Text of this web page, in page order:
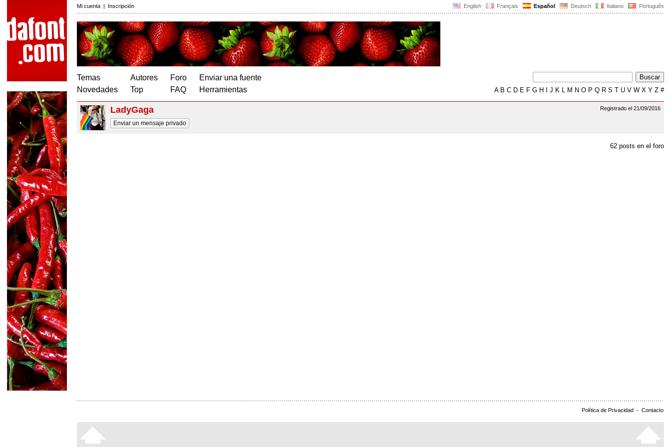
English Français Español Deutsch Italiano Português
Mi cuenta | Inscripción
Temas
Novedades
Autores
Top
Foro
FAQ
Enviar una fuente
Herramientas
AB C D E F G H J K L M N O P Q R S T U V W X Y Z #
Registrado el 21/09/2016
LadyGaga
Enviar un mensaje privado
62 posts en el foro
Política de Privacidad - Contacto